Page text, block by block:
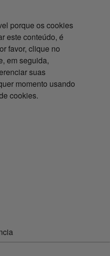
porque os cookies
este conteúdo, é
favor, clique no
em seguida,
suas
momento usando
cookies.